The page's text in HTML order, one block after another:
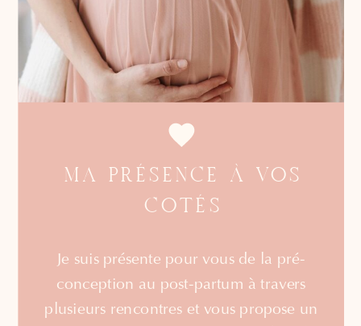
Je suis présente pour vous de la pré-
conception au post-partum à travers
plusieurs rencontres et vous propose un
MA PRÉSENCE À VOS
COTÉS